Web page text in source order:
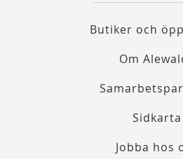
Butiker och
Om
Sidkarta
Jobba hos